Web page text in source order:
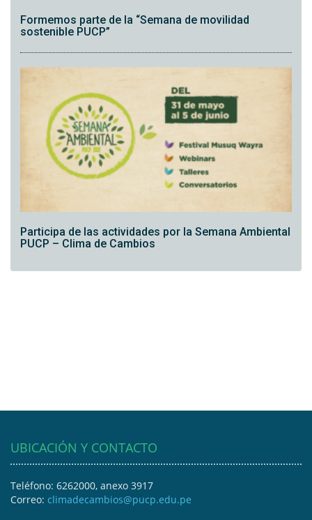
Formemos parte de la “Semana de movilidad
sostenible PUCP”
Participa de las actividades por la Semana Ambiental
PUCP – Clima de Cambios
UBICACIÓN Y CONTACTO
Teléfono: 6262000, anexo 3917
Correo: climadecambios@pucp.edu.pe